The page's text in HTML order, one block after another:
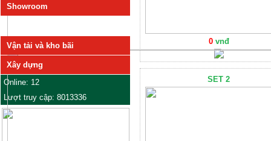
Showroom
Vận tải và kho bãi
Xây dựng
Online: 12
Lượt truy cập: 8013336
0 vnđ
SET 2